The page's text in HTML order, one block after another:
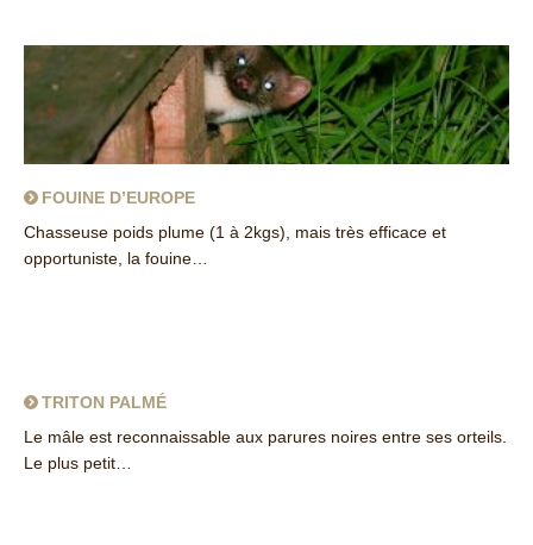
FOUINE D’EUROPE
Chasseuse poids plume (1 à 2kgs), mais très efficace et
opportuniste, la fouine…
TRITON PALMÉ
Le mâle est reconnaissable aux parures noires entre ses orteils.
Le plus petit…